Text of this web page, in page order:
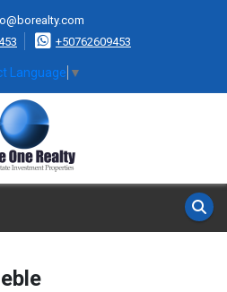
+50762609453
Language ▼